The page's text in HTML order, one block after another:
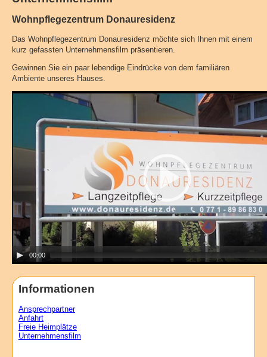
Wohnpflegezentrum Donauresidenz
Das Wohnpflegezentrum Donauresidenz möchte sich Ihnen mit einem
kurz gefassten Unternehmensfilm präsentieren.
Gewinnen Sie ein paar lebendige Eindrücke von dem familiären
Ambiente unseres Hauses.
Video
00:00
Informationen
Ansprechpartner
Anfahrt
Freie Heimplätze
Unternehmensfilm